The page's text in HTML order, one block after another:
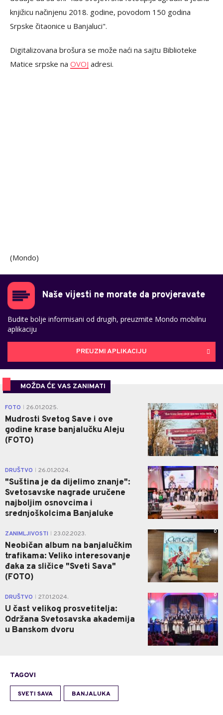
knjižicu načinjenu 2018. godine, povodom 150 godina
Srpske čitaonice u Banjaluci".
Digitalizovana brošura se može naći na sajtu Biblioteke
Matice srpske na OVOJ adresi.
(Mondo)
Naše vijesti ne morate da provjeravate
Budite bolje informisani od drugih, preuzmite Mondo mobilnu
aplikaciju
PREUZMI APLIKACIJU
MOŽDA ĆE VAS ZANIMATI
FOTO 26.01.2025.
Mudrosti Svetog Save i ove
godine krase banjalučku Aleju
(FOTO)
0
DRUŠTVO 26.01.2024.
"Suština je da dijelimo znanje":
Svetosavske nagrade uručene
najboljim osnovcima i
srednjoškolcima Banjaluke
0
ZANIMLJIVOSTI 23.02.2023.
Neobičan album na banjalučkim
trafikama: Veliko interesovanje
đaka za sličice "Sveti Sava"
(FOTO)
0
DRUŠTVO 27.01.2024.
U čast velikog prosvetitelja:
Održana Svetosavska akademija
u Banskom dvoru
0
TAGOVI
SVETI SAVA BANJALUKA